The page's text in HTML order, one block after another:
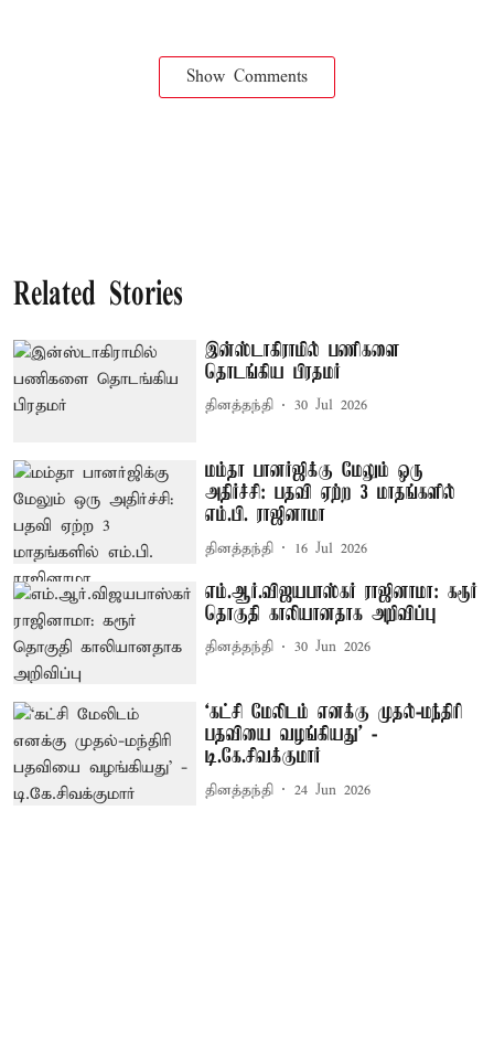
Show Comments
Related Stories
இன்ஸ்டாகிராமில் பணிகளை
தொடங்கிய பிரதமர்
தினத்தந்தி 30 Jul 2026
மம்தா பானர்ஜிக்கு மேலும் ஒரு
அதிர்ச்சி: பதவி ஏற்ற 3 மாதங்களில்
எம்.பி. ராஜினாமா
தினத்தந்தி 16 Jul 2026
எம்.ஆர்.விஜயபாஸ்கர் ராஜினாமா: கரூர்
தொகுதி காலியானதாக அறிவிப்பு
தினத்தந்தி 30 Jun 2026
‘கட்சி மேலிடம் எனக்கு முதல்-மந்திரி
பதவியை வழங்கியது’ -
டி.கே.சிவக்குமார்
தினத்தந்தி 24 Jun 2026